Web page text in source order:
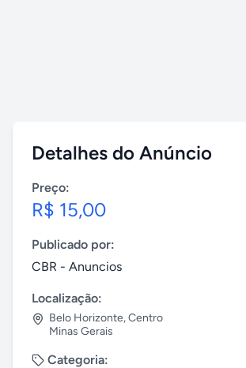
Detalhes do Anúncio
Preço:
R$ 15,00
Publicado por:
CBR - Anuncios
Localização:
Belo Horizonte,Centro
Minas Gerais
Categoria: